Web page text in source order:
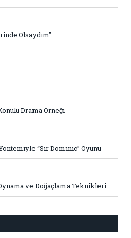
Olsaydım”
Drama Örneği
“Sir Dominic” Oyunu
ve Doğaçlama Teknikleri